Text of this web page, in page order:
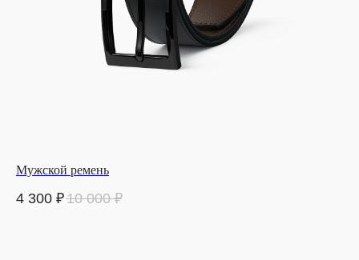
Мужской ремень
4 300 ₽10 000 ₽